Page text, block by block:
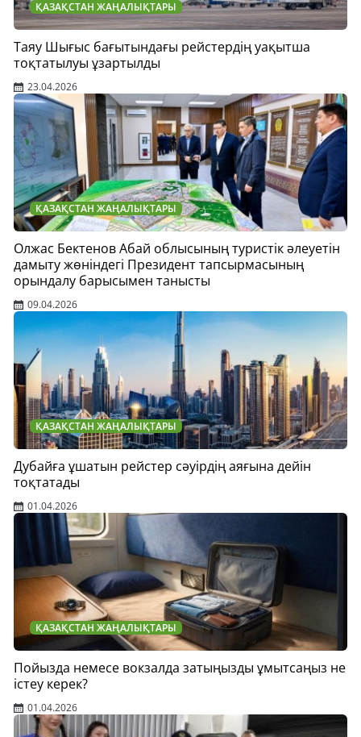
ҚАЗАҚСТАН ЖАҢАЛЫҚТАРЫ
Таяу Шығыс бағытындағы рейстердің уақытша
тоқтатылуы ұзартылды
23.04.2026
ҚАЗАҚСТАН ЖАҢАЛЫҚТАРЫ
Олжас Бектенов Абай облысының туристік әлеуетін
дамыту жөніндегі Президент тапсырмасының
орындалу барысымен танысты
09.04.2026
ҚАЗАҚСТАН ЖАҢАЛЫҚТАРЫ
Дубайға ұшатын рейстер сәуірдің аяғына дейін
тоқтатады
01.04.2026
ҚАЗАҚСТАН ЖАҢАЛЫҚТАРЫ
Пойызда немесе вокзалда затыңызды ұмытсаңыз не
істеу керек?
01.04.2026